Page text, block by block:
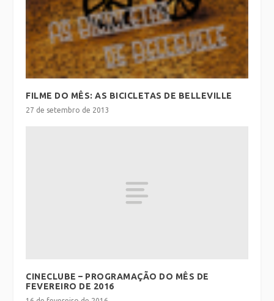
FILME DO MÊS: AS BICICLETAS DE BELLEVILLE
27 de setembro de 2013
CINECLUBE – PROGRAMAÇÃO DO MÊS DE
FEVEREIRO DE 2016